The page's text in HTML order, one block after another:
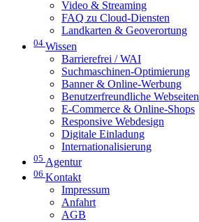
Video & Streaming
FAQ zu Cloud-Diensten
Landkarten & Geoverortung
04 Wissen
Barrierefrei / WAI
Suchmaschinen-Optimierung
Banner & Online-Werbung
Benutzerfreundliche Webseiten
E-Commerce & Online-Shops
Responsive Webdesign
Digitale Einladung
Internationalisierung
05 Agentur
06 Kontakt
Impressum
Anfahrt
AGB